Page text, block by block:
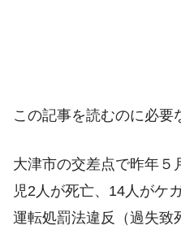
この記事を読むのに必要
大津市の交差点で昨年５
児2人が死亡、14人がケ
運転処罰法違反（過失致